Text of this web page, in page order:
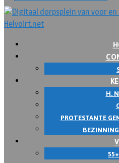
H.
PROTESTANTE